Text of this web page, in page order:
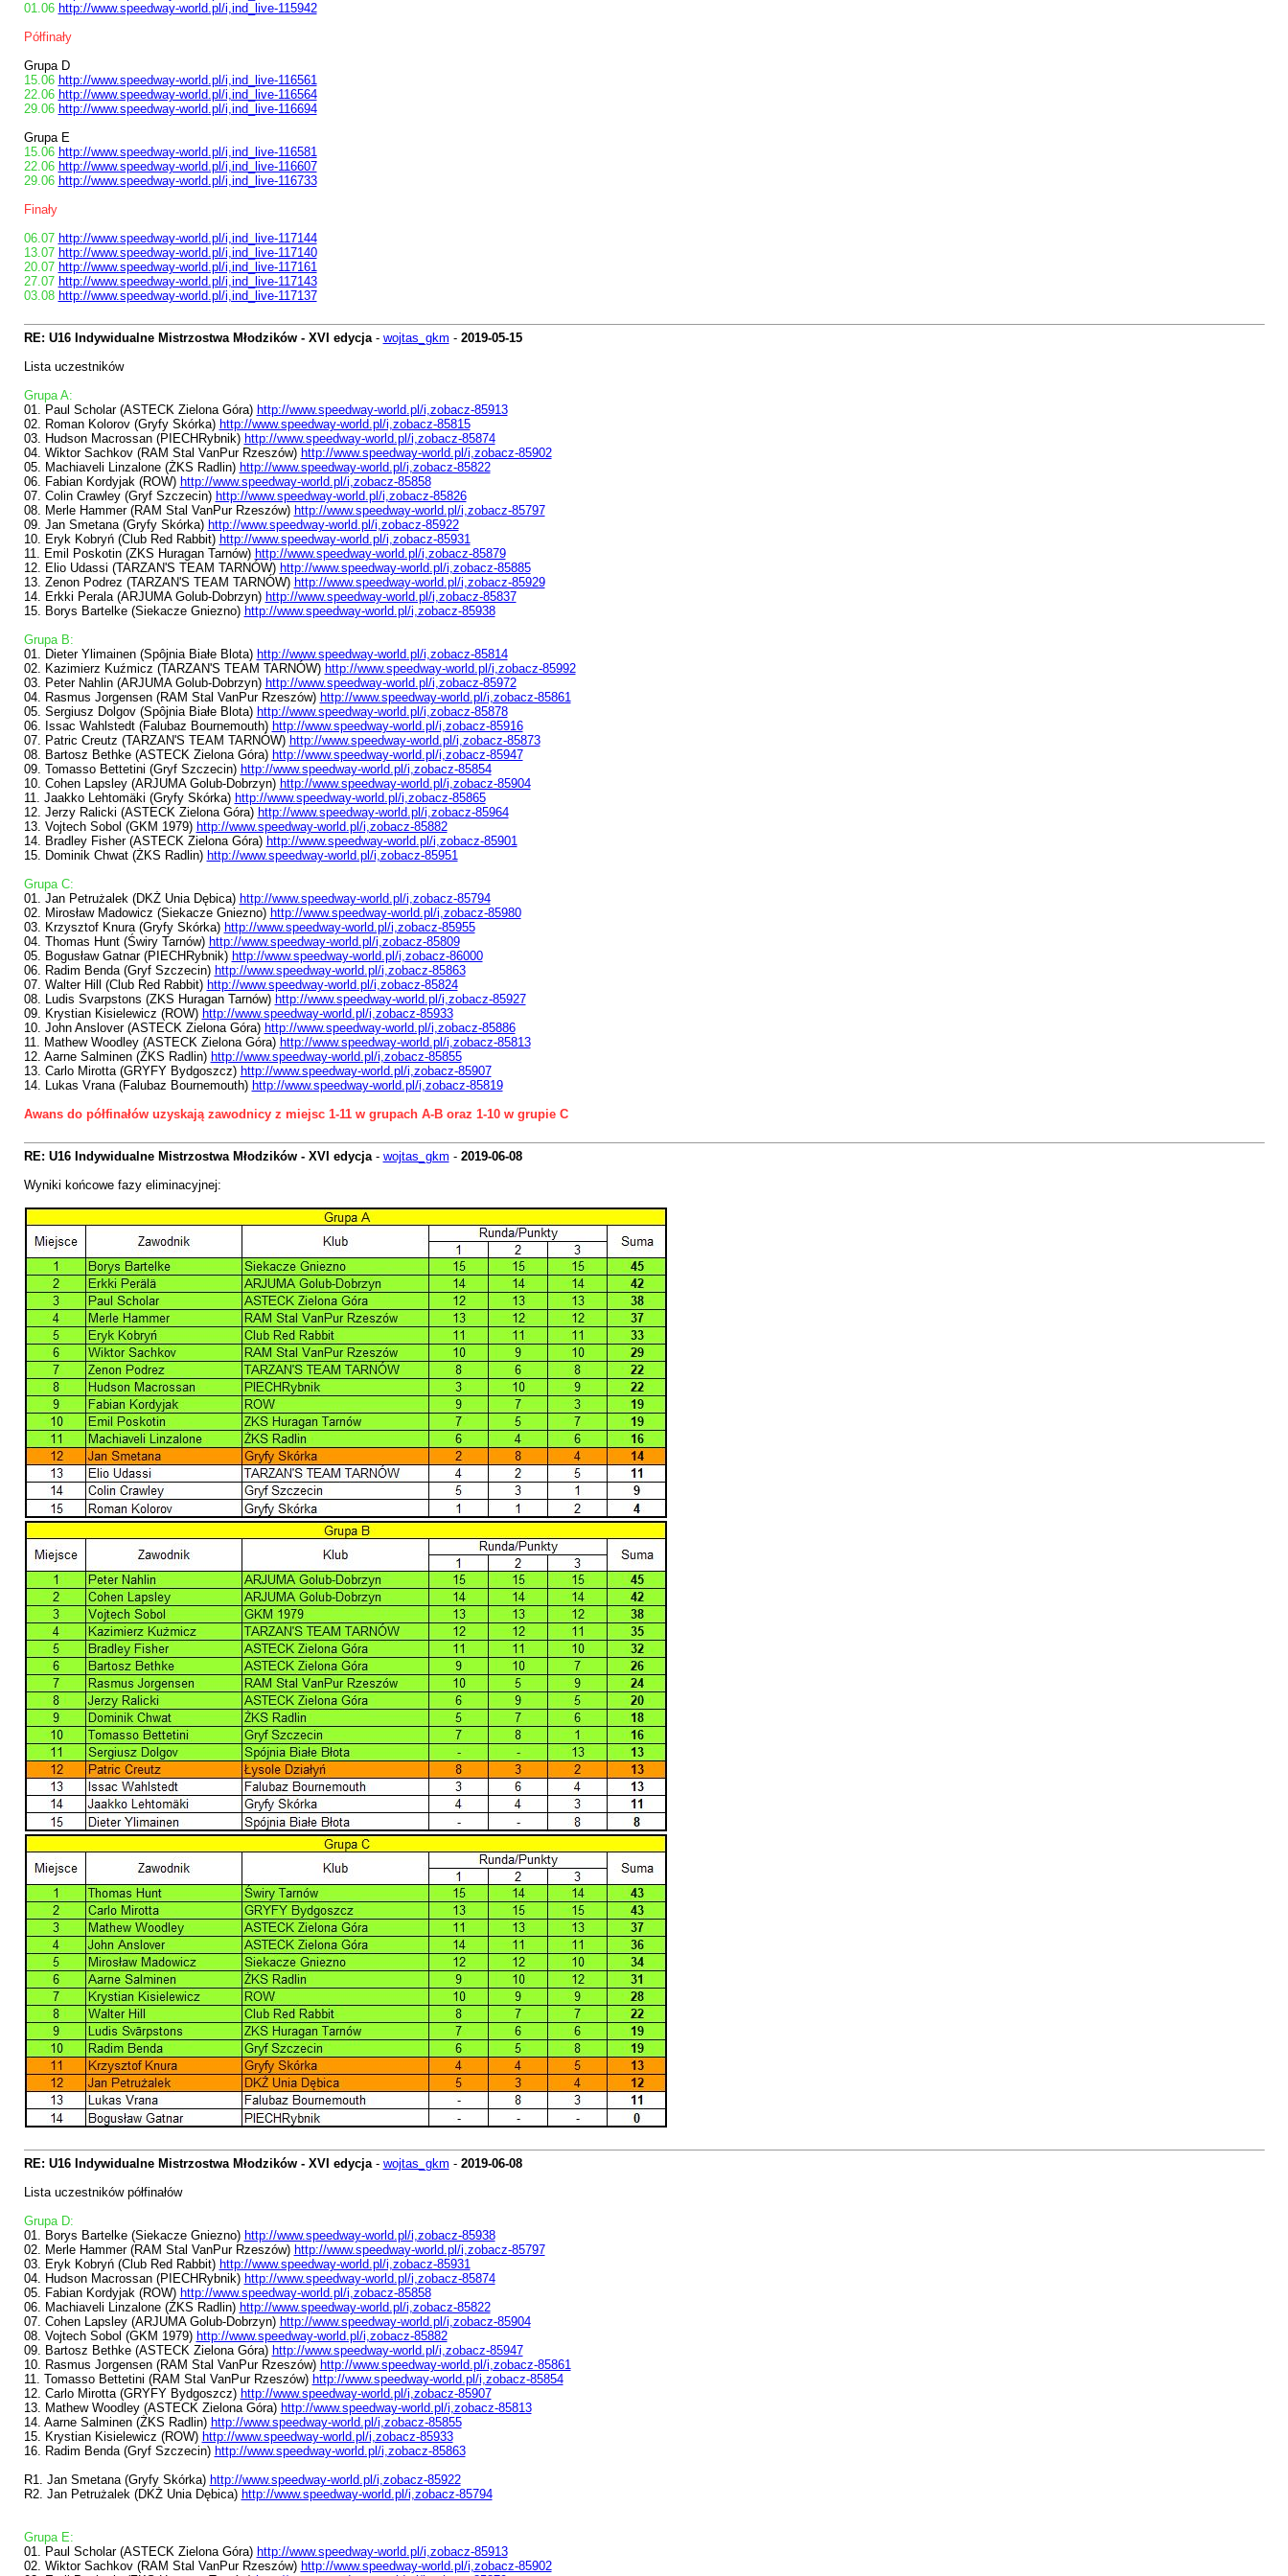
01.06 http://www.speedway-world.pl/i,ind_live-115942
Półfinały
Grupa D
15.06 http://www.speedway-world.pl/i,ind_live-116561
22.06 http://www.speedway-world.pl/i,ind_live-116564
29.06 http://www.speedway-world.pl/i,ind_live-116694
Grupa E
15.06 http://www.speedway-world.pl/i,ind_live-116581
22.06 http://www.speedway-world.pl/i,ind_live-116607
29.06 http://www.speedway-world.pl/i,ind_live-116733
Finały
06.07 http://www.speedway-world.pl/i,ind_live-117144
13.07 http://www.speedway-world.pl/i,ind_live-117140
20.07 http://www.speedway-world.pl/i,ind_live-117161
27.07 http://www.speedway-world.pl/i,ind_live-117143
03.08 http://www.speedway-world.pl/i,ind_live-117137
RE: U16 Indywidualne Mistrzostwa Młodzików - XVI edycja- wojtas_gkm - 2019-05-15
Lista uczestników
Grupa A:
01. Paul Scholar (ASTECK Zielona Góra) http://www.speedway-world.pl/i,zobacz-85913
02. Roman Kolorov (Gryfy Skórka) http://www.speedway-world.pl/i,zobacz-85815
03. Hudson Macrossan (PIECHRybnik) http://www.speedway-world.pl/i,zobacz-85874
04. Wiktor Sachkov (RAM Stal VanPur Rzeszów) http://www.speedway-world.pl/i,zobacz-85902
05. Machiaveli Linzalone (ŻKS Radlin) http://www.speedway-world.pl/i,zobacz-85822
06. Fabian Kordyjak (ROW) http://www.speedway-world.pl/i,zobacz-85858
07. Colin Crawley (Gryf Szczecin) http://www.speedway-world.pl/i,zobacz-85826
08. Merle Hammer (RAM Stal VanPur Rzeszów) http://www.speedway-world.pl/i,zobacz-85797
09. Jan Smetana (Gryfy Skórka) http://www.speedway-world.pl/i,zobacz-85922
10. Eryk Kobryń (Club Red Rabbit) http://www.speedway-world.pl/i,zobacz-85931
11. Emil Poskotin (ZKS Huragan Tarnów) http://www.speedway-world.pl/i,zobacz-85879
12. Elio Udassi (TARZAN'S TEAM TARNÓW) http://www.speedway-world.pl/i,zobacz-85885
13. Zenon Podrez (TARZAN'S TEAM TARNÓW) http://www.speedway-world.pl/i,zobacz-85929
14. Erkki Perala (ARJUMA Golub-Dobrzyn) http://www.speedway-world.pl/i,zobacz-85837
15. Borys Bartelke (Siekacze Gniezno) http://www.speedway-world.pl/i,zobacz-85938
Grupa B:
01. Dieter Ylimainen (Spôjnia Białe Blota) http://www.speedway-world.pl/i,zobacz-85814
02. Kazimierz Kuźmicz (TARZAN'S TEAM TARNÓW) http://www.speedway-world.pl/i,zobacz-85992
03. Peter Nahlin (ARJUMA Golub-Dobrzyn) http://www.speedway-world.pl/i,zobacz-85972
04. Rasmus Jorgensen (RAM Stal VanPur Rzeszów) http://www.speedway-world.pl/i,zobacz-85861
05. Sergiusz Dolgov (Spôjnia Białe Blota) http://www.speedway-world.pl/i,zobacz-85878
06. Issac Wahlstedt (Falubaz Bournemouth) http://www.speedway-world.pl/i,zobacz-85916
07. Patric Creutz (TARZAN'S TEAM TARNÓW) http://www.speedway-world.pl/i,zobacz-85873
08. Bartosz Bethke (ASTECK Zielona Góra) http://www.speedway-world.pl/i,zobacz-85947
09. Tomasso Bettetini (Gryf Szczecin) http://www.speedway-world.pl/i,zobacz-85854
10. Cohen Lapsley (ARJUMA Golub-Dobrzyn) http://www.speedway-world.pl/i,zobacz-85904
11. Jaakko Lehtomäki (Gryfy Skórka) http://www.speedway-world.pl/i,zobacz-85865
12. Jerzy Ralicki (ASTECK Zielona Góra) http://www.speedway-world.pl/i,zobacz-85964
13. Vojtech Sobol (GKM 1979) http://www.speedway-world.pl/i,zobacz-85882
14. Bradley Fisher (ASTECK Zielona Góra) http://www.speedway-world.pl/i,zobacz-85901
15. Dominik Chwat (ŻKS Radlin) http://www.speedway-world.pl/i,zobacz-85951
Grupa C:
01. Jan Petrużalek (DKŻ Unia Dębica) http://www.speedway-world.pl/i,zobacz-85794
02. Mirosław Madowicz (Siekacze Gniezno) http://www.speedway-world.pl/i,zobacz-85980
03. Krzysztof Knura (Gryfy Skórka) http://www.speedway-world.pl/i,zobacz-85955
04. Thomas Hunt (Świry Tarnów) http://www.speedway-world.pl/i,zobacz-85809
05. Bogusław Gatnar (PIECHRybnik) http://www.speedway-world.pl/i,zobacz-86000
06. Radim Benda (Gryf Szczecin) http://www.speedway-world.pl/i,zobacz-85863
07. Walter Hill (Club Red Rabbit) http://www.speedway-world.pl/i,zobacz-85824
08. Ludis Svarpstons (ZKS Huragan Tarnów) http://www.speedway-world.pl/i,zobacz-85927
09. Krystian Kisielewicz (ROW) http://www.speedway-world.pl/i,zobacz-85933
10. John Anslover (ASTECK Zielona Góra) http://www.speedway-world.pl/i,zobacz-85886
11. Mathew Woodley (ASTECK Zielona Góra) http://www.speedway-world.pl/i,zobacz-85813
12. Aarne Salminen (ŻKS Radlin) http://www.speedway-world.pl/i,zobacz-85855
13. Carlo Mirotta (GRYFY Bydgoszcz) http://www.speedway-world.pl/i,zobacz-85907
14. Lukas Vrana (Falubaz Bournemouth) http://www.speedway-world.pl/i,zobacz-85819
Awans do półfinałów uzyskają zawodnicy z miejsc 1-11 w grupach A-B oraz 1-10 w grupie C
RE: U16 Indywidualne Mistrzostwa Młodzików - XVI edycja- wojtas_gkm - 2019-06-08
Wyniki końcowe fazy eliminacyjnej:
RE: U16 Indywidualne Mistrzostwa Młodzików - XVI edycja- wojtas_gkm - 2019-06-08
Lista uczestników półfinałów
Grupa D:
01. Borys Bartelke (Siekacze Gniezno) http://www.speedway-world.pl/i,zobacz-85938
02. Merle Hammer (RAM Stal VanPur Rzeszów) http://www.speedway-world.pl/i,zobacz-85797
03. Eryk Kobryń (Club Red Rabbit) http://www.speedway-world.pl/i,zobacz-85931
04. Hudson Macrossan (PIECHRybnik) http://www.speedway-world.pl/i,zobacz-85874
05. Fabian Kordyjak (ROW) http://www.speedway-world.pl/i,zobacz-85858
06. Machiaveli Linzalone (ŻKS Radlin) http://www.speedway-world.pl/i,zobacz-85822
07. Cohen Lapsley (ARJUMA Golub-Dobrzyn) http://www.speedway-world.pl/i,zobacz-85904
08. Vojtech Sobol (GKM 1979) http://www.speedway-world.pl/i,zobacz-85882
09. Bartosz Bethke (ASTECK Zielona Góra) http://www.speedway-world.pl/i,zobacz-85947
10. Rasmus Jorgensen (RAM Stal VanPur Rzeszów) http://www.speedway-world.pl/i,zobacz-85861
11. Tomasso Bettetini (RAM Stal VanPur Rzeszów) http://www.speedway-world.pl/i,zobacz-85854
12. Carlo Mirotta (GRYFY Bydgoszcz) http://www.speedway-world.pl/i,zobacz-85907
13. Mathew Woodley (ASTECK Zielona Góra) http://www.speedway-world.pl/i,zobacz-85813
14. Aarne Salminen (ŻKS Radlin) http://www.speedway-world.pl/i,zobacz-85855
15. Krystian Kisielewicz (ROW) http://www.speedway-world.pl/i,zobacz-85933
16. Radim Benda (Gryf Szczecin) http://www.speedway-world.pl/i,zobacz-85863
R1. Jan Smetana (Gryfy Skórka) http://www.speedway-world.pl/i,zobacz-85922
R2. Jan Petrużalek (DKŻ Unia Dębica) http://www.speedway-world.pl/i,zobacz-85794
Grupa E:
01. Paul Scholar (ASTECK Zielona Góra) http://www.speedway-world.pl/i,zobacz-85913
02. Wiktor Sachkov (RAM Stal VanPur Rzeszów) http://www.speedway-world.pl/i,zobacz-85902